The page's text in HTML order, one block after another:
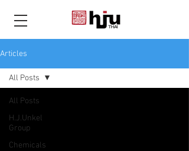
THAI
Articles
All Posts
H.J.Unkel
Group
Chemicals
All Posts